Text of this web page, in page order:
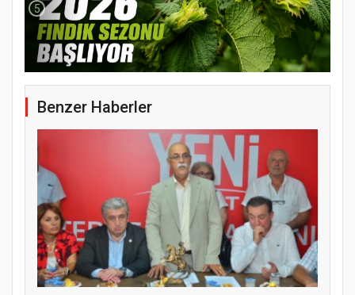
YENİ PARTİ TERME İLÇE BAŞKANLIĞINDA
ÜYE KATILIM PROGRAMI
5
Benzer Haberler